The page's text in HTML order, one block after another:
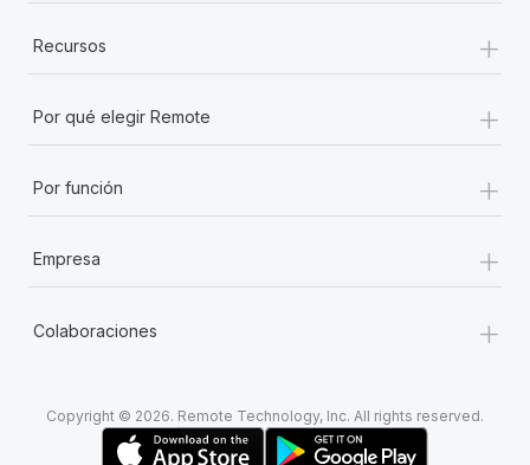
Recursos +
Por qué elegir Remote +
Por función +
Empresa +
Colaboraciones +
Copyright © 2026. Remote Technology, Inc. All rights reserved.